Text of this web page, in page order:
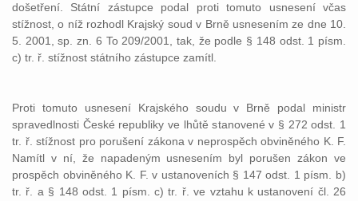
došetření. Státní zástupce podal proti tomuto usnesení včas
stížnost, o níž rozhodl Krajský soud v Brně usnesením ze dne 10.
5. 2001, sp. zn. 6 To 209/2001, tak, že podle § 148 odst. 1 písm.
c) tr. ř. stížnost státního zástupce zamítl.
Proti tomuto usnesení Krajského soudu v Brně podal ministr
spravedlnosti České republiky ve lhůtě stanovené v § 272 odst. 1
tr. ř. stížnost pro porušení zákona v neprospěch obviněného K. F.
Namítl v ní, že napadeným usnesením byl porušen zákon ve
prospěch obviněného K. F. v ustanoveních § 147 odst. 1 písm. b)
tr. ř. a § 148 odst. 1 písm. c) tr. ř. ve vztahu k ustanovení čl. 26